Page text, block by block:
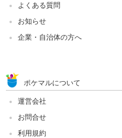
よくある質問
お知らせ
企業・自治体の方へ
ポケマルについて
運営会社
お問合せ
利用規約